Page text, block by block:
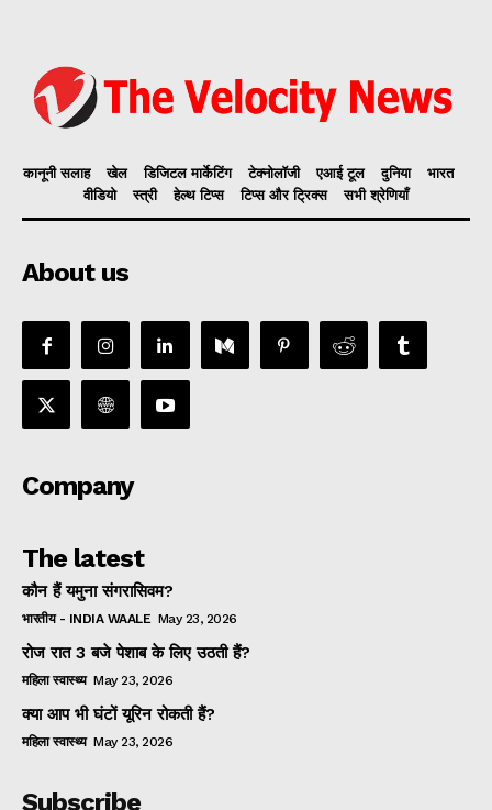
कानूनी सलाह खेल डिजिटल मार्केटिंग टेक्नोलॉजी एआई टूल दुनिया
भारत
वीडियो
स्त्री हेल्थ टिप्स टिप्स और ट्रिक्स सभी श्रेणियाँ
About us
Company
The latest
कौन हैं यमुना संगरासिवम?
भारतीय - INDIA WAALE May 23, 2026
रोज रात 3 बजे पेशाब के लिए उठती हैं?
महिला स्वास्थ्य May 23, 2026
क्या आप भी घंटों यूरिन रोकती हैं?
महिला स्वास्थ्य May 23, 2026
Subscribe